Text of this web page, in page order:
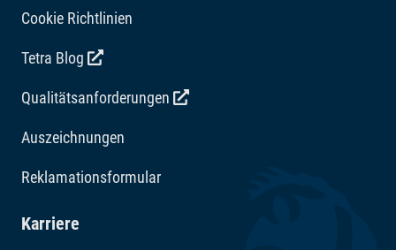
Cookie Richtlinien
Tetra Blog
Qualitätsanforderungen
Auszeichnungen
Reklamationsformular
Karriere